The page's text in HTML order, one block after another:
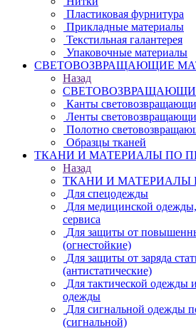
Пластиковая фурнитура
Прикладные материалы
Текстильная галантерея
Упаковочные материалы
СВЕТОВОЗВРАЩАЮЩИЕ
Назад
Канты
Ленты
Полотно
Образцы тканей
ТКАНИ И МАТЕРИАЛЫ ПО
Назад
ТКАНИ И
Для спецодежды
Для медицинской
сервиса
Для защиты от
(огнестойкие)
Для защиты от заряда
(антистатические)
Для тактической одежды
одежды
Для сигнальной одежды
(сигнальной)